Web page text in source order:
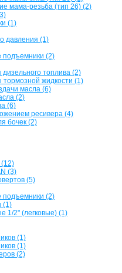
мама-резьба (тип 26) (2)
(1)
давления (1)
подъемники (2)
топлива (2)
жидкости (1)
масла (6)
(2)
(6)
ресивера (4)
бочек (2)
(12)
(3)
(5)
подъемники (2)
(1)
1/2" (легковые) (1)
(1)
(1)
(2)